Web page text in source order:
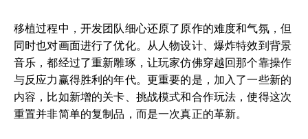
移植过程中，开发团队细心还原了原作的难度和气氛，但
同时也对画面进行了优化。从人物设计、爆炸特效到背景
音乐，都经过了重新雕琢，让玩家仿佛穿越回那个靠操作
与反应力赢得胜利的年代。更重要的是，加入了一些新的
内容，比如新增的关卡、挑战模式和合作玩法，使得这次
重置并非简单的复制品，而是一次真正的革新。